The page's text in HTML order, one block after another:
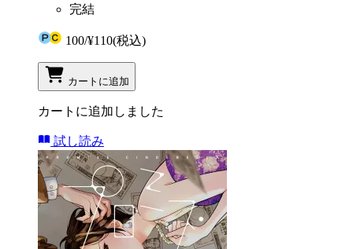
完結
100/¥110(税込)
カートに追加
カートに追加しました
試し読み